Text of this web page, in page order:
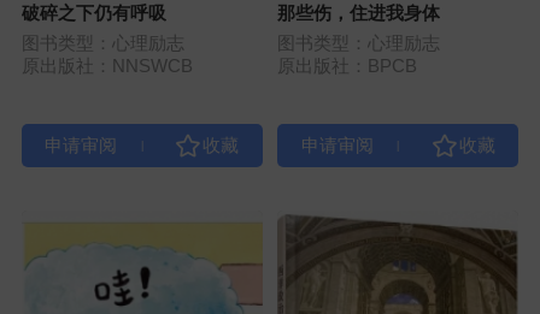
破碎之下仍有呼吸
图书类型：心理励志
原出版社：NNSWCB
那些伤，住进我身体
图书类型：心理励志
原出版社：BPCB